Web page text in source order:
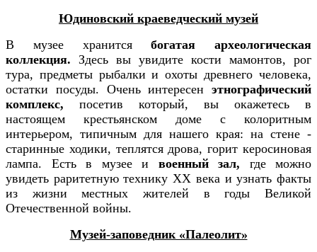
Юдиновский краеведческий музей
В музее хранитсябогатая археологическая
коллекция. Здесь вы увидите кости мамонтов, рог
тура, предметы рыбалки и охоты древнего человека,
остатки посуды. Очень интересен этнографический
комплекс, посетив который, вы окажетесь в
настоящем крестьянском доме с колоритным
интерьером, типичным для нашего края: на стене -
старинные ходики, теплятся дрова, горит керосиновая
лампа. Есть в музее и военный зал, где можно
увидеть раритетную технику ХХ века и узнать факты
из жизни местных жителей в годы Великой
Отечественной войны.
Музей-заповедник «Палеолит»